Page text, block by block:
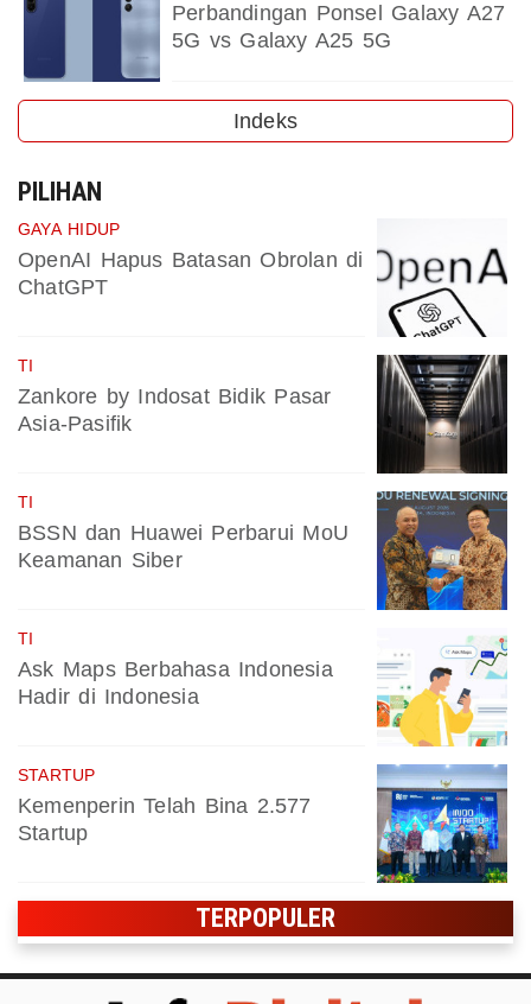
Perbandingan Ponsel Galaxy A27
5G vs Galaxy A25 5G
Indeks
PILIHAN
GAYA HIDUP
OpenAI Hapus Batasan Obrolan di
ChatGPT
TI
Zankore by Indosat Bidik Pasar
Asia-Pasifik
TI
BSSN dan Huawei Perbarui MoU
Keamanan Siber
TI
Ask Maps Berbahasa Indonesia
Hadir di Indonesia
STARTUP
Kemenperin Telah Bina 2.577
Startup
TERPOPULER